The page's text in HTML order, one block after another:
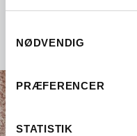
NØDVENDIG
PRÆFERENCER
STATISTIK
på ved valg af ny